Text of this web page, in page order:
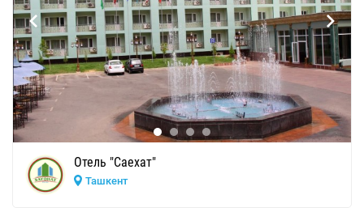
Отель "Саехат"
Ташкент